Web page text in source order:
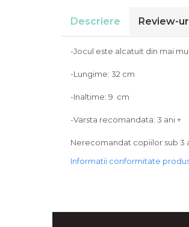
Cadouri pentru tata
Cadouri pentru cea mai buna
Cadouri personalizate pentru nasi
Ateliere - planse cu nisip colorat
Descriere Review-
-Jocul este alcatuit din mai
-Lungime: 32 cm
-Inaltime: 9 cm
-Varsta recomandata: 3 ani +
Nerecomandat copiilor sub 3
Informatii conformitate